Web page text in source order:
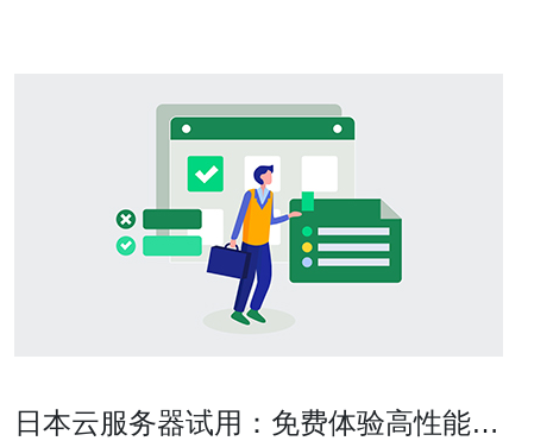
日本云服务器试用：免费体验高性能服